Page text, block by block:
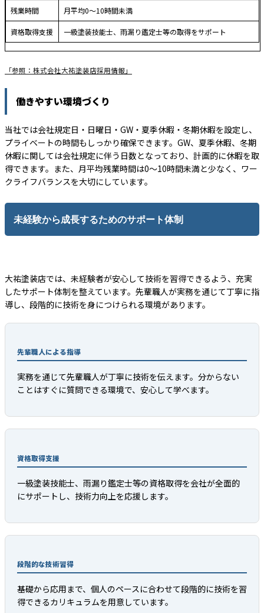
残業時間 月平均0～10時間未満
資格取得支援 一級塗装技能士、雨漏り鑑定士等の取得をサポート
「参照：株式会社大祐塗装店採用情報」
働きやすい環境づくり
当社では会社規定日・日曜日・GW・夏季休暇・冬期休暇を設定し、
プライベートの時間もしっかり確保できます。GW、夏季休暇、冬期
休暇に関しては会社規定に伴う日数となっており、計画的に休暇を取
得できます。また、月平均残業時間は0～10時間未満と少なく、ワー
クライフバランスを大切にしています。
未経験から成長するためのサポート体制
大祐塗装店では、未経験者が安心して技術を習得できるよう、充実
したサポート体制を整えています。先輩職人が実務を通じて丁寧に指
導し、段階的に技術を身につけられる環境があります。
先輩職人による指導
実務を通じて先輩職人が丁寧に技術を伝えます。分からない
ことはすぐに質問できる環境で、安心して学べます。
資格取得支援
一級塗装技能士、雨漏り鑑定士等の資格取得を会社が全面的
にサポートし、技術力向上を応援します。
段階的な技術習得
基礎から応用まで、個人のペースに合わせて段階的に技術を習
得できるカリキュラムを用意しています。